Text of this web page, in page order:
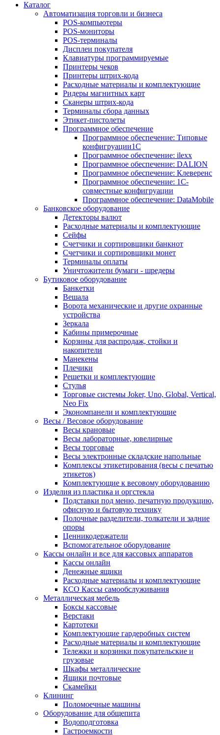
Каталог
Автоматизация торговли и бизнеса
POS-компьютеры
POS-мониторы
POS-терминалы
Дисплеи покупателя
Клавиатуры программируемые
Принтеры чеков
Принтеры штрих-кода
Расходные материалы и комплектующие
Ридеры магнитных карт
Сканеры штрих-кода
Терминалы сбора данных
Этикет-пистолеты
Программное обеспечение
Программное обеспечение: Типовые
конфигруации1С
Программное обеспечение: ilexx
Программное обеспечение: DALION
Программное обеспечение: Клеверенс
Программное обеспечение: 1С-
совместные конфигруации
Программное обеспечение: DataMobile
Банковское оборудование
Детекторы валют
Расходные материалы и комплектующие
Сейфы
Счетчики и сортировщики банкнот
Счетчики и сортировщики монет
Терминалы оплаты
Уничтожители бумаги - шредеры
Бутиковое оборудование
Банкетки
Вешала
Ворота механические и другие охранные
устройства
Зеркала
Кабины примерочные
Корзины для распродаж, стойки и
накопители
Манекены
Плечики
Решетки и комплектующие
Стулья
Торговые системы Joker, Uno, Global, Vertical,
Neo Fix
Экономпанели и комплектующие
Весы / Весовое оборудование
Весы крановые
Весы лабораторные, ювелирные
Весы торговые
Весы электронные складские напольные
Комплексы этикетирования (весы с печатью
этикеток)
Комплектующие к весовому оборудованию
Изделия из пластика и оргстекла
Подставки под меню, печатную продукцию,
офисную и бытовую технику
Полочные разделители, толкатели и задние
опоры
Ценникодержатели
Вспомогательное оборудование
Кассы онлайн и все для кассовых аппаратов
Кассы онлайн
Денежные ящики
Расходные материалы и комплектующие
КСО Кассы самообслуживания
Металлическая мебель
Боксы кассовые
Верстаки
Картотеки
Комплектующие гардеробных систем
Расходные материалы и комплектующие
Тележки и корзинки покупательские и
грузовые
Шкафы металлические
Ящики почтовые
Скамейки
Клининг
Поломоечные машины
Оборудование для общепита
Водоподготовка
Гастроемкости